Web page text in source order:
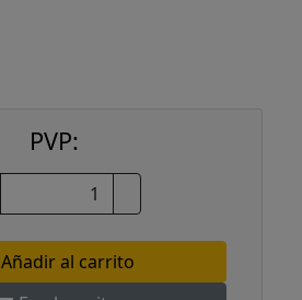
PVP:
Añadir al carrito